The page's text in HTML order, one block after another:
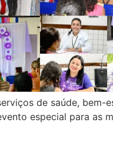
de saúde, bem-
especial para as